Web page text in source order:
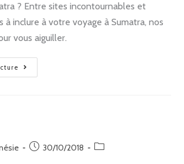
? Entre sites incontournables et
à inclure à votre voyage à Sumatra, nos
vous aiguiller.
30/10/2018